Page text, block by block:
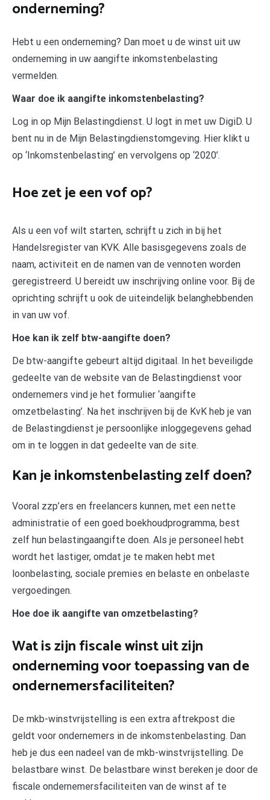
onderneming?
Hebt u een onderneming? Dan moet u de winst uit uw
onderneming in uw aangifte inkomstenbelasting
vermelden.
Waar doe ik aangifte inkomstenbelasting?
Log in op Mijn Belastingdienst. U logt in met uw DigiD. U
bent nu in de Mijn Belastingdienstomgeving. Hier klikt u
op ‘Inkomstenbelasting’ en vervolgens op ‘2020’.
Hoe zet je een vof op?
Als u een vof wilt starten, schrijft u zich in bij het
Handelsregister van KVK. Alle basisgegevens zoals de
naam, activiteit en de namen van de vennoten worden
geregistreerd. U bereidt uw inschrijving online voor. Bij de
oprichting schrijft u ook de uiteindelijk belanghebbenden
in van uw vof.
Hoe kan ik zelf btw-aangifte doen?
De btw-aangifte gebeurt altijd digitaal. In het beveiligde
gedeelte van de website van de Belastingdienst voor
ondernemers vind je het formulier ‘aangifte
omzetbelasting’. Na het inschrijven bij de KvK heb je van
de Belastingdienst je persoonlijke inloggegevens gehad
om in te loggen in dat gedeelte van de site.
Kan je inkomstenbelasting zelf doen?
Vooral zzp’ers en freelancers kunnen, met een nette
administratie of een goed boekhoudprogramma, best
zelf hun belastingaangifte doen. Als je personeel hebt
wordt het lastiger, omdat je te maken hebt met
loonbelasting, sociale premies en belaste en onbelaste
vergoedingen.
Hoe doe ik aangifte van omzetbelasting?
Wat is zijn fiscale winst uit zijn
onderneming voor toepassing van de
ondernemersfaciliteiten?
De mkb-winstvrijstelling is een extra aftrekpost die
geldt voor ondernemers in de inkomstenbelasting. Dan
heb je dus een nadeel van de mkb-winstvrijstelling. De
belastbare winst. De belastbare winst bereken je door de
fiscale ondernemersfaciliteiten van de winst af te